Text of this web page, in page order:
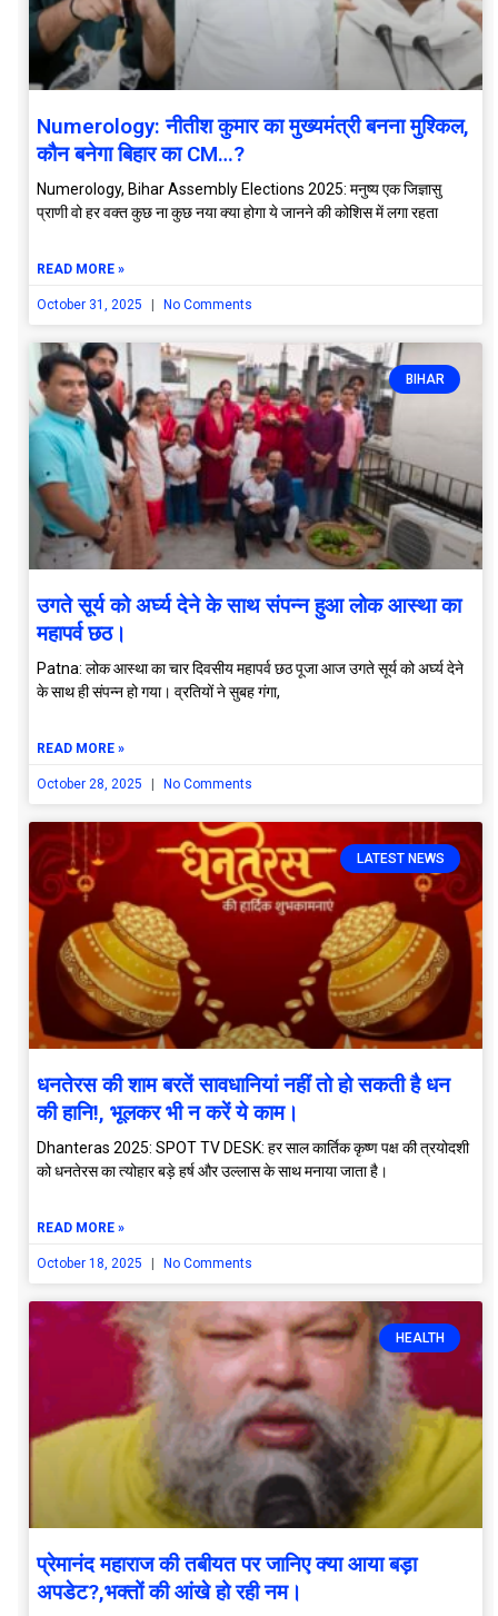
Numerology: नीतीश कुमार का मुख्यमंत्री बनना मुश्किल,
कौन बनेगा बिहार का CM…?
Numerology, Bihar Assembly Elections 2025: मनुष्य एक जिज्ञासु
प्राणी वो हर वक्त कुछ ना कुछ नया क्या होगा ये जानने की कोशिस में लगा रहता
READ MORE »
October 31, 2025 No Comments
BIHAR
उगते सूर्य को अर्घ्य देने के साथ संपन्न हुआ लोक आस्था का
महापर्व छठ।
Patna: लोक आस्था का चार दिवसीय महापर्व छठ पूजा आज उगते सूर्य को अर्घ्य देने
के साथ ही संपन्न हो गया। व्रतियों ने सुबह गंगा,
READ MORE »
October 28, 2025 No Comments
LATEST NEWS
धनतेरस की शाम बरतें सावधानियां नहीं तो हो सकती है धन
की हानि!, भूलकर भी न करें ये काम।
Dhanteras 2025: SPOT TV DESK: हर साल कार्तिक कृष्ण पक्ष की त्रयोदशी
को धनतेरस का त्योहार बड़े हर्ष और उल्लास के साथ मनाया जाता है।
READ MORE »
October 18, 2025 No Comments
HEALTH
प्रेमानंद महाराज की तबीयत पर जानिए क्या आया बड़ा
अपडेट?,भक्तों की आंखे हो रही नम।